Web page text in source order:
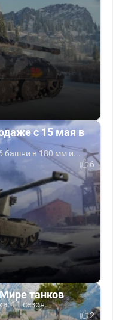
с 15 мая в
башни в 180 мм и...
6
танков
11 сезон.
2